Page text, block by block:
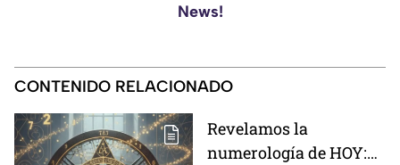
News!
CONTENIDO RELACIONADO
Revelamos la
numerología de HOY: